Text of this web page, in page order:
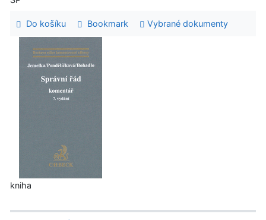
Do košíku Bookmark Vybrané dokumenty
kniha